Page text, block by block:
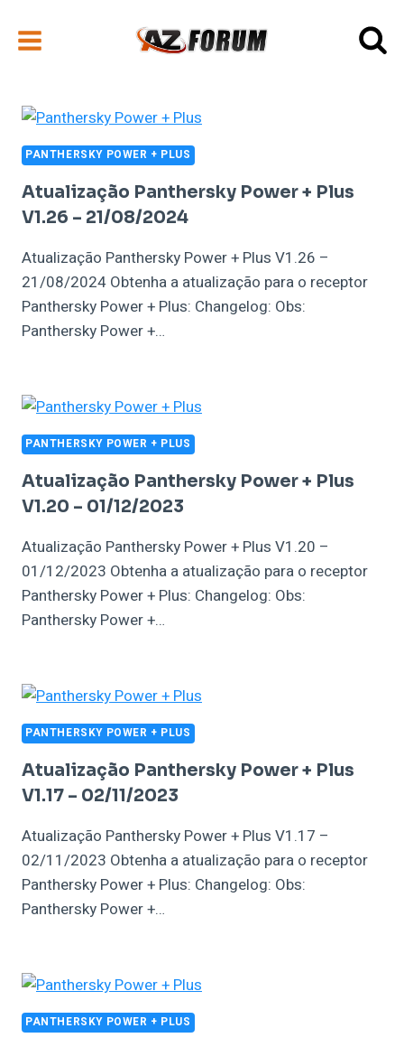
para
PANTHERSKY POWER + PLUS
Atualização Panthersky Power + Plus
V1.26 – 21/08/2024
Atualização Panthersky Power + Plus V1.26 –
21/08/2024 Obtenha a atualização para o receptor
Panthersky Power + Plus: Changelog: Obs:
Panthersky Power +…
PANTHERSKY POWER + PLUS
Atualização Panthersky Power + Plus
V1.20 – 01/12/2023
Atualização Panthersky Power + Plus V1.20 –
01/12/2023 Obtenha a atualização para o receptor
Panthersky Power + Plus: Changelog: Obs:
Panthersky Power +…
PANTHERSKY POWER + PLUS
Atualização Panthersky Power + Plus
V1.17 – 02/11/2023
Atualização Panthersky Power + Plus V1.17 –
02/11/2023 Obtenha a atualização para o receptor
Panthersky Power + Plus: Changelog: Obs:
Panthersky Power +…
PANTHERSKY POWER + PLUS